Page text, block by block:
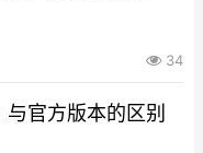
34
官方版本的区别